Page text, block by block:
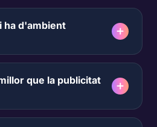
ha d'ambient
que la publicitat